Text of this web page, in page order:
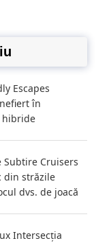
Escapes
în
hibride
Subtire Cruisers
din străzile
dvs. de joacă
Intersecția